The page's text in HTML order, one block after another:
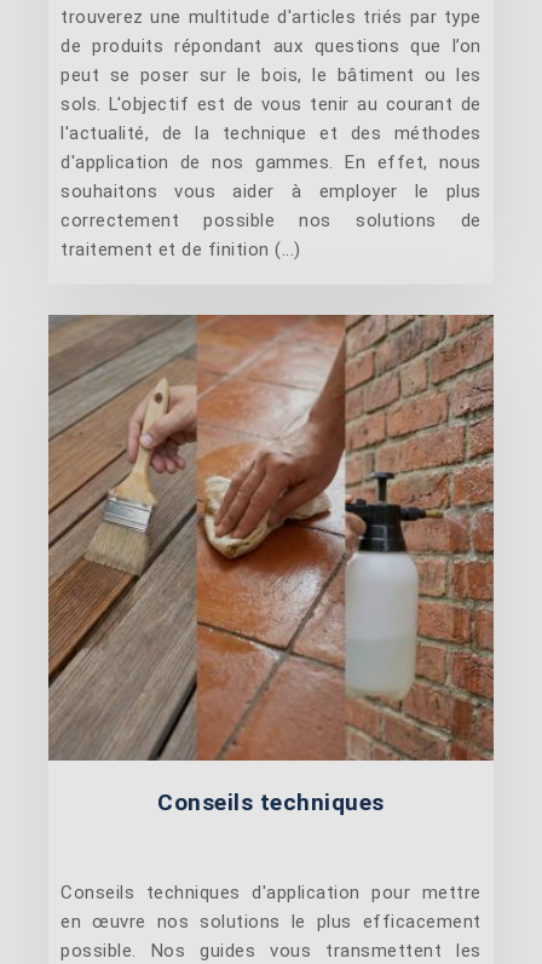
trouverez une multitude d'articles triés par type
de produits répondant aux questions que l’on
peut se poser sur le bois, le bâtiment ou les
sols. L'objectif est de vous tenir au courant de
l'actualité, de la technique et des méthodes
d'application de nos gammes. En effet, nous
souhaitons vous aider à employer le plus
correctement possible nos solutions de
traitement et de finition (...)
Conseils techniques
Conseils techniques d'application pour mettre
en œuvre nos solutions le plus efficacement
possible. Nos guides vous transmettent les